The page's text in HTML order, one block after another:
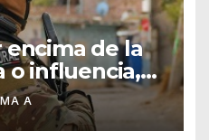
encima de la
o influencia,
SSCG
A